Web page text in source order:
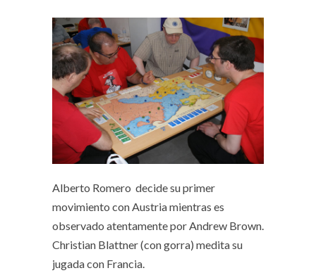
Alberto Romero decide su primer
movimiento con Austria mientras es
observado atentamente por Andrew Brown.
Christian Blattner (con gorra) medita su
jugada con Francia.